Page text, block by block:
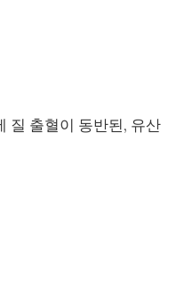
질 출혈이 동반된, 유산